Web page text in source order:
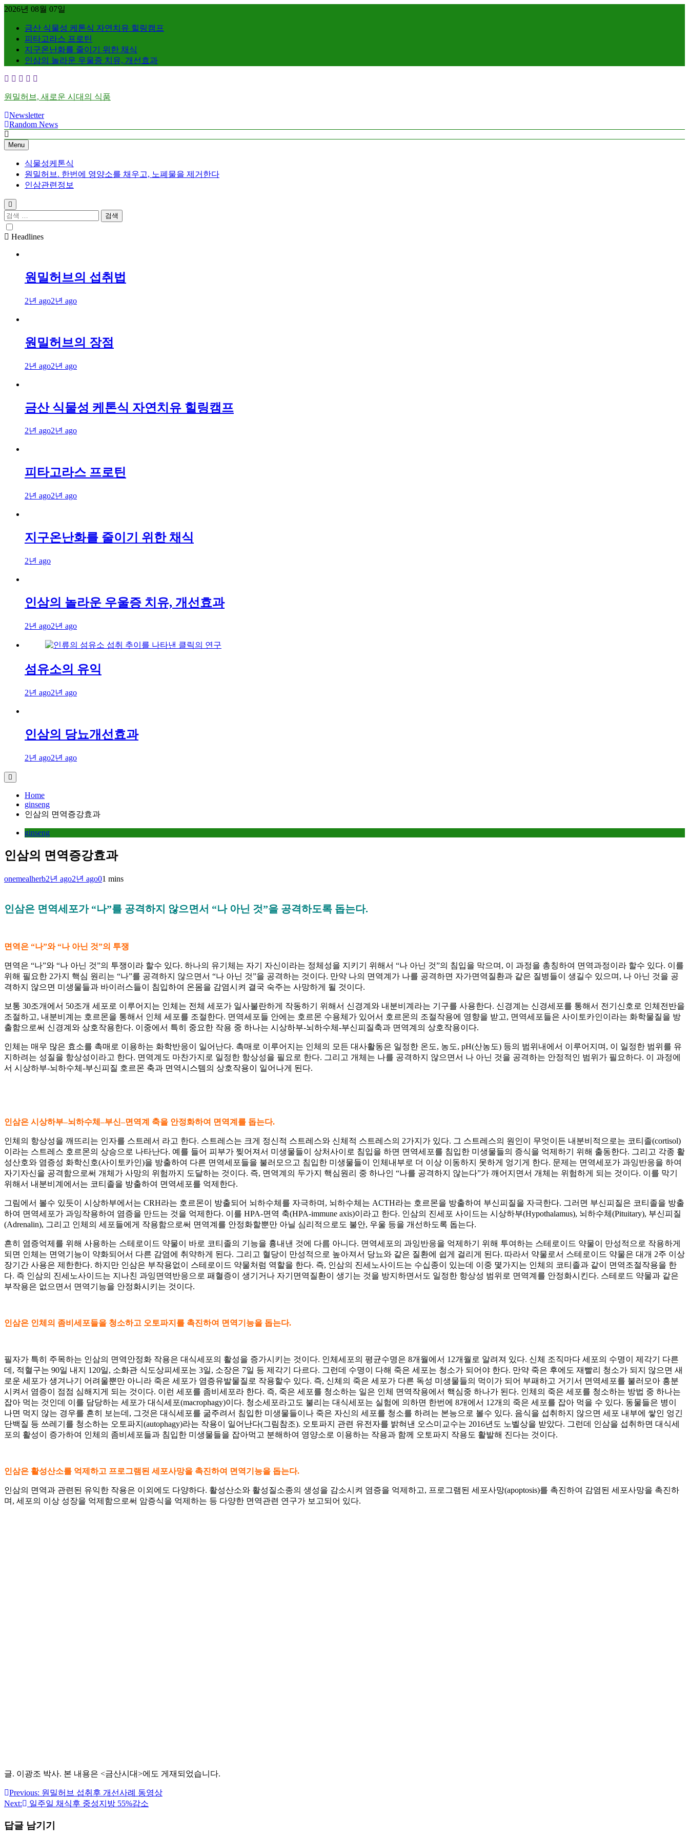
Skip
content
2026년 08월 07일
금산 식물성 케톤식 자연치유 힐링캠프
피타고라스 프로틴
지구온난화를 줄이기 위한 채식
인삼의 놀라운 우울증 치유, 개선효과
원밀허브, 새로운 시대의 식품
Newsletter
Random News
Menu
식물성케톤식
원밀허브. 한번에 영양소를 채우고, 노폐물을 제거한다
인삼관련정보
검
색:
Headlines
원밀허브의 섭취법
2년 ago2년 ago
원밀허브의 장점
2년 ago2년 ago
금산 식물성 케톤식 자연치유 힐링캠프
2년 ago2년 ago
피타고라스 프로틴
2년 ago2년 ago
지구온난화를 줄이기 위한 채식
2년 ago
인삼의 놀라운 우울증 치유, 개선효과
2년 ago2년 ago
섬유소의 유익
2년 ago2년 ago
인삼의 당뇨개선효과
2년 ago2년 ago
Home
ginseng
인삼의 면역증강효과
ginseng
인삼의 면역증강효과
onemealherb2년 ago2년 ago01 mins
인삼은 면역세포가 “나”를 공격하지 않으면서 “나 아닌 것”을 공격하도록 돕는다.
면역은 “나”와“나 아닌 것”의 투쟁
면역은 “나”와 “나 아닌 것”의 투쟁이라 할수 있다. 하나의 유기체는 자기 자신이라는 정체성을 지키기 위해서 “나 아닌 것”의 침입을 막으며, 이 과정을 총칭하여 면역과정이라 할수 있다. 이를
위해 필요한 2가지 핵심 원리는 “나”를 공격하지 않으면서 “나 아닌 것”을 공격하는 것이다. 만약 나의 면역계가 나를 공격하면 자가면역질환과 같은 질병들이 생길수 있으며, 나 아닌 것을 공
격하지 않으면 미생물들과 바이러스들이 침입하여 온몸을 감염시켜 결국 숙주는 사망하게 될 것이다.
보통 30조개에서 50조개 세포로 이루어지는 인체는 전체 세포가 일사불란하게 작동하기 위해서 신경계와 내분비계라는 기구를 사용한다. 신경계는 신경세포를 통해서 전기신호로 인체전반을
조절하고, 내분비계는 호르몬을 통해서 인체 세포를 조절한다. 면역세포들 안에는 호르몬 수용체가 있어서 호르몬의 조절작용에 영향을 받고, 면역세포들은 사이토카인이라는 화학물질을 방
출함으로써 신경계와 상호작용한다. 이중에서 특히 중요한 작용 중 하나는 시상하부-뇌하수체-부신피질축과 면역계의 상호작용이다.
인체는 매우 많은 효소를 촉매로 이용하는 화학반응이 일어난다. 촉매로 이루어지는 인체의 모든 대사활동은 일정한 온도, 농도, pH(산농도) 등의 범위내에서 이루어지며, 이 일정한 범위를 유
지하려는 성질을 항상성이라고 한다. 면역계도 마찬가지로 일정한 항상성을 필요로 한다. 그리고 개체는 나를 공격하지 않으면서 나 아닌 것을 공격하는 안정적인 범위가 필요하다. 이 과정에
서 시상하부-뇌하수체-부신피질 호르몬 축과 면역시스템의 상호작용이 일어나게 된다.
인삼은 시상하부–뇌하수체–부신–면역계 축을 안정화하여 면역계를 돕는다.
인체의 항상성을 깨뜨리는 인자를 스트레서 라고 한다. 스트레스는 크게 정신적 스트레스와 신체적 스트레스의 2가지가 있다. 그 스트레스의 원인이 무엇이든 내분비적으로는 코티졸(cortisol)
이라는 스트레스 호르몬의 상승으로 나타난다. 예를 들어 피부가 찢어져서 미생물들이 상처사이로 침입을 하면 면역세포를 침입한 미생물들의 증식을 억제하기 위해 출동한다. 그리고 각종 활
성산호와 염증성 화학신호(사이토카인)을 방출하여 다른 면역세포들을 불러모으고 침입한 미생물들이 인체내부로 더 이상 이동하지 못하게 엉기게 한다. 문제는 면역세포가 과잉반응을 하여
자기자신을 공격함으로써 개체가 사망의 위험까지 도달하는 것이다. 즉, 면역계의 두가지 핵심원리 중 하나인 “나를 공격하지 않는다”가 깨어지면서 개체는 위험하게 되는 것이다. 이를 막기
위해서 내분비계에서는 코티졸을 방출하여 면역세포를 억제한다.
그림에서 볼수 있듯이 시상하부에서는 CRH라는 호르몬이 방출되어 뇌하수체를 자극하며, 뇌하수체는 ACTH라는 호르몬을 방출하여 부신피질을 자극한다. 그러면 부신피질은 코티졸을 방출
하여 면역세포가 과잉작용하여 염증을 만드는 것을 억제한다. 이를 HPA-면역 축(HPA-immune axis)이라고 한다. 인삼의 진세포 사이드는 시상하부(Hypothalamus), 뇌하수체(Pituitary), 부신피질
(Adrenalin), 그리고 인체의 세포들에게 작용함으로써 면역계를 안정화할뿐만 아닐 심리적으로도 불안, 우울 등을 개선하도록 돕는다.
흔히 염증억제를 위해 사용하는 스테로이드 약물이 바로 코티졸의 기능을 흉내낸 것에 다름 아니다. 면역세포의 과잉반응을 억제하기 위해 투여하는 스테로이드 약물이 만성적으로 작용하게
되면 인체는 면역기능이 약화되어서 다른 감염에 취약하게 된다. 그리고 혈당이 만성적으로 높아져서 당뇨와 같은 질환에 쉽게 걸리게 된다. 따라서 약물로서 스테로이드 약물은 대개 2주 이상
장기간 사용은 제한한다. 하지만 인삼은 부작용없이 스테로이드 약물처럼 역할을 한다. 즉, 인삼의 진세노사이드는 수십종이 있는데 이중 몇가지는 인체의 코티졸과 같이 면역조절작용을 한
다. 즉 인삼의 진세노사이드는 지나친 과잉면역반응으로 패혈증이 생기거나 자기면역질환이 생기는 것을 방지하면서도 일정한 항상성 범위로 면역계를 안정화시킨다. 스테로드 약물과 같은
부작용은 없으면서 면역기능을 안정화시키는 것이다.
인삼은 인체의 좀비세포들을 청소하고 오토파지를 촉진하여 면역기능을 돕는다.
필자가 특히 주목하는 인삼의 면역안정화 작용은 대식세포의 활성을 증가시키는 것이다. 인체세포의 평균수명은 8개월에서 12개월로 알려져 있다. 신체 조직마다 세포의 수명이 제각기 다른
데, 적혈구는 90일 내지 120일, 소화관 식도상피세포는 3일, 소장은 7일 등 제각기 다르다. 그런데 수명이 다해 죽은 세포는 청소가 되어야 한다. 만약 죽은 후에도 재빨리 청소가 되지 않으면 새
로운 세포가 생겨나기 어려울뿐만 아니라 죽은 세포가 염증유발물질로 작용할수 있다. 즉, 신체의 죽은 세포가 다른 독성 미생물들의 먹이가 되어 부패하고 거기서 면역세포를 불러모아 흥분
시켜서 염증이 점점 심해지게 되는 것이다. 이런 세포를 좀비세포라 한다. 즉, 죽은 세포를 청소하는 일은 인체 면역작용에서 핵심중 하나가 된다. 인체의 죽은 세포를 청소하는 방법 중 하나는
잡아 먹는 것인데 이를 담당하는 세포가 대식세포(macrophagy)이다. 청소세포라고도 불리는 대식세포는 실험에 의하면 한번에 8개에서 12개의 죽은 세포를 잡아 먹을 수 있다. 동물들은 병이
나면 먹지 않는 경우를 흔히 보는데, 그것은 대식세포를 굶주려서 침입한 미생물들이나 죽은 자신의 세포를 청소를 하려는 본능으로 볼수 있다. 음식을 섭취하지 않으면 세포 내부에 쌓인 엉긴
단백질 등 쓰레기를 청소하는 오토파지(autophagy)라는 작용이 일어난다(그림참조). 오토파지 관련 유전자를 밝혀낸 오스미교수는 2016년도 노벨상을 받았다. 그런데 인삼을 섭취하면 대식세
포의 활성이 증가하여 인체의 좀비세포들과 침입한 미생물들을 잡아먹고 분해하여 영양소로 이용하는 작용과 함께 오토파지 작용도 활발해 진다는 것이다.
인삼은 활성산소를 억제하고 프로그램된 세포사망을 촉진하여 면역기능을 돕는다.
인삼의 면역과 관련된 유익한 작용은 이외에도 다양하다. 활성산소와 활성질소종의 생성을 감소시켜 염증을 억제하고, 프로그램된 세포사망(apoptosis)를 촉진하여 감염된 세포사망을 촉진하
며, 세포의 이상 성장을 억제함으로써 암증식을 억제하는 등 다양한 면역관련 연구가 보고되어 있다.
글. 이광조 박사. 본 내용은 <금산시대>에도 게재되었습니다.
글
색
Previous: 원밀허브 섭취후 개선사례 동영상
Next:
일주일 채식후 중성지방 55%감소
답글 남기기